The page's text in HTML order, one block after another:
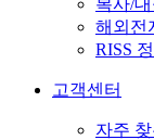
복사/
해외전
RISS
고객센터
자주